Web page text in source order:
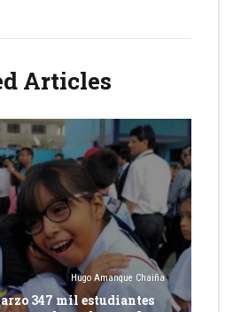
Articles
Hugo Amanque Chaiña
347 mil estudiantes